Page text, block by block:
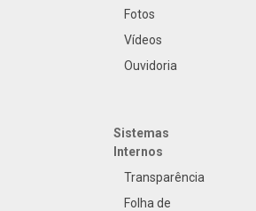
Fotos
Vídeos
Ouvidoria
Sistemas
Internos
Transparência
Folha de